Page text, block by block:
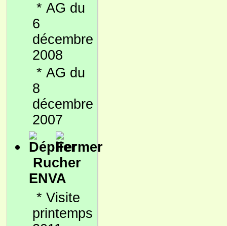
* AG du
6
décembre
2008
* AG du
8
décembre
2007
Rucher
ENVA
* Visite
printemps